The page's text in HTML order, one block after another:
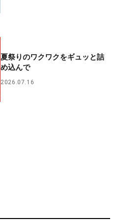
夏祭りのワクワクをギュッと詰
め込んで
2026.07.16